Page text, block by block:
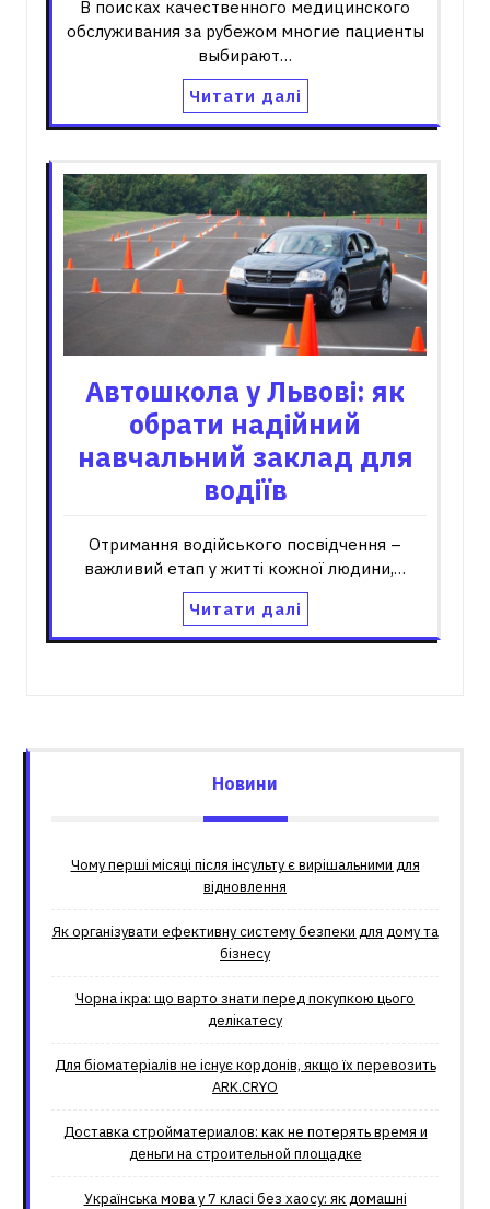
В поисках качественного медицинского
обслуживания за рубежом многие пациенты
выбирают…
Читати далі
Автошкола у Львові: як
обрати надійний
навчальний заклад для
водіїв
Отримання водійського посвідчення –
важливий етап у житті кожної людини,…
Читати далі
Новини
Чому перші місяці після інсульту є вирішальними для
відновлення
Як організувати ефективну систему безпеки для дому та
бізнесу
Чорна ікра: що варто знати перед покупкою цього
делікатесу
Для біоматеріалів не існує кордонів, якщо їх перевозить
ARK.CRYO
Доставка стройматериалов: как не потерять время и
деньги на строительной площадке
Українська мова у 7 класі без хаосу: як домашні